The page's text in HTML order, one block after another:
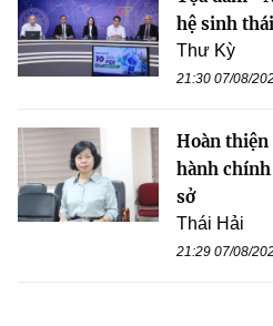
hệ sinh
Thư Kỳ
21:30 07/08/
Hoàn thiện
hành chính
sở
Thái Hải
21:29 07/08/